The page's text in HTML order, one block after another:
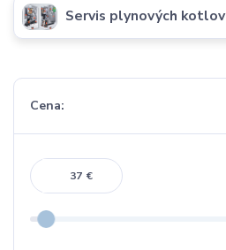
Servis plynových kotlov
Cena:
€